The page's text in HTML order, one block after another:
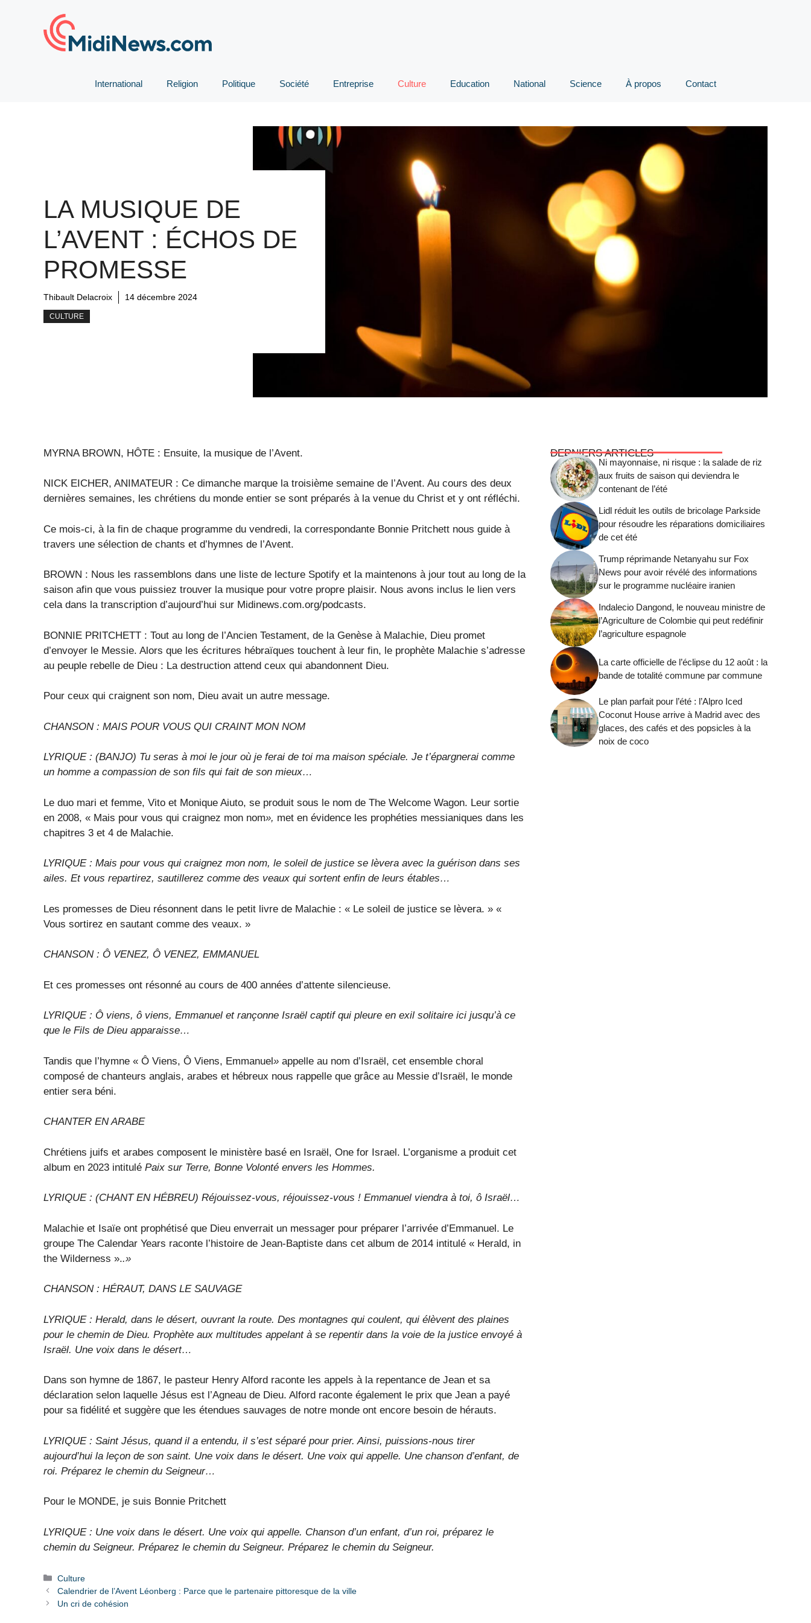
International Religion Politique Société Entreprise Culture Education National Science À propos Contact
LA MUSIQUE DE
L’AVENT : ÉCHOS DE
PROMESSE
Thibault Delacroix 14 décembre 2024
CULTURE
MYRNA BROWN, HÔTE : Ensuite, la musique de l’Avent.
NICK EICHER, ANIMATEUR : Ce dimanche marque la troisième semaine de l’Avent. Au cours des deux
dernières semaines, les chrétiens du monde entier se sont préparés à la venue du Christ et y ont réfléchi.
Ce mois-ci, à la fin de chaque programme du vendredi, la correspondante Bonnie Pritchett nous guide à
travers une sélection de chants et d’hymnes de l’Avent.
BROWN : Nous les rassemblons dans une liste de lecture Spotify et la maintenons à jour tout au long de la
saison afin que vous puissiez trouver la musique pour votre propre plaisir. Nous avons inclus le lien vers
cela dans la transcription d’aujourd’hui sur Midinews.com.org/podcasts.
BONNIE PRITCHETT : Tout au long de l’Ancien Testament, de la Genèse à Malachie, Dieu promet
d’envoyer le Messie. Alors que les écritures hébraïques touchent à leur fin, le prophète Malachie s’adresse
au peuple rebelle de Dieu : La destruction attend ceux qui abandonnent Dieu.
Pour ceux qui craignent son nom, Dieu avait un autre message.
CHANSON : MAIS POUR VOUS QUI CRAINT MON NOM
LYRIQUE : (BANJO) Tu seras à moi le jour où je ferai de toi ma maison spéciale. Je t’épargnerai comme
un homme a compassion de son fils qui fait de son mieux…
Le duo mari et femme, Vito et Monique Aiuto, se produit sous le nom de The Welcome Wagon. Leur sortie
en 2008, « Mais pour vous qui craignez mon nom», met en évidence les prophéties messianiques dans les
chapitres 3 et 4 de Malachie.
LYRIQUE : Mais pour vous qui craignez mon nom, le soleil de justice se lèvera avec la guérison dans ses
ailes. Et vous repartirez, sautillerez comme des veaux qui sortent enfin de leurs étables…
Les promesses de Dieu résonnent dans le petit livre de Malachie : « Le soleil de justice se lèvera. » «
Vous sortirez en sautant comme des veaux. »
CHANSON : Ô VENEZ, Ô VENEZ, EMMANUEL
Et ces promesses ont résonné au cours de 400 années d’attente silencieuse.
LYRIQUE : Ô viens, ô viens, Emmanuel et rançonne Israël captif qui pleure en exil solitaire ici jusqu’à ce
que le Fils de Dieu apparaisse…
Tandis que l’hymne « Ô Viens, Ô Viens, Emmanuel» appelle au nom d’Israël, cet ensemble choral
composé de chanteurs anglais, arabes et hébreux nous rappelle que grâce au Messie d’Israël, le monde
entier sera béni.
CHANTER EN ARABE
Chrétiens juifs et arabes composent le ministère basé en Israël, One for Israel. L’organisme a produit cet
album en 2023 intitulé Paix sur Terre, Bonne Volonté envers les Hommes.
LYRIQUE : (CHANT EN HÉBREU) Réjouissez-vous, réjouissez-vous ! Emmanuel viendra à toi, ô Israël…
Malachie et Isaïe ont prophétisé que Dieu enverrait un messager pour préparer l’arrivée d’Emmanuel. Le
groupe The Calendar Years raconte l’histoire de Jean-Baptiste dans cet album de 2014 intitulé « Herald, in
the Wilderness »..»
CHANSON : HÉRAUT, DANS LE SAUVAGE
LYRIQUE : Herald, dans le désert, ouvrant la route. Des montagnes qui coulent, qui élèvent des plaines
pour le chemin de Dieu. Prophète aux multitudes appelant à se repentir dans la voie de la justice envoyé à
Israël. Une voix dans le désert…
Dans son hymne de 1867, le pasteur Henry Alford raconte les appels à la repentance de Jean et sa
déclaration selon laquelle Jésus est l’Agneau de Dieu. Alford raconte également le prix que Jean a payé
pour sa fidélité et suggère que les étendues sauvages de notre monde ont encore besoin de hérauts.
LYRIQUE : Saint Jésus, quand il a entendu, il s’est séparé pour prier. Ainsi, puissions-nous tirer
aujourd’hui la leçon de son saint. Une voix dans le désert. Une voix qui appelle. Une chanson d’enfant, de
roi. Préparez le chemin du Seigneur…
Pour le MONDE, je suis Bonnie Pritchett
LYRIQUE : Une voix dans le désert. Une voix qui appelle. Chanson d’un enfant, d’un roi, préparez le
chemin du Seigneur. Préparez le chemin du Seigneur. Préparez le chemin du Seigneur.
Catégories
Culture
Calendrier de l’Avent Léonberg : Parce que le partenaire pittoresque de la ville
Un cri de cohésion
DERNIERS ARTICLES
Ni mayonnaise, ni risque : la salade de riz
aux fruits de saison qui deviendra le
contenant de l’été
Lidl réduit les outils de bricolage Parkside
pour résoudre les réparations domiciliaires
de cet été
Trump réprimande Netanyahu sur Fox
News pour avoir révélé des informations
sur le programme nucléaire iranien
Indalecio Dangond, le nouveau ministre de
l’Agriculture de Colombie qui peut redéfinir
l’agriculture espagnole
La carte officielle de l’éclipse du 12 août : la
bande de totalité commune par commune
Le plan parfait pour l’été : l’Alpro Iced
Coconut House arrive à Madrid avec des
glaces, des cafés et des popsicles à la
noix de coco